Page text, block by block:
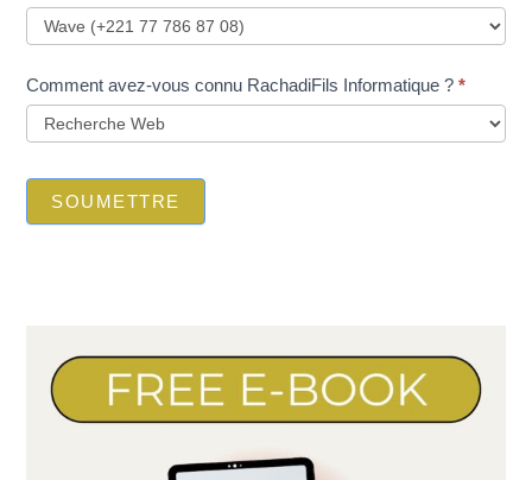
Comment avez-vous connu RachadiFils Informatique ?*
SOUMETTRE